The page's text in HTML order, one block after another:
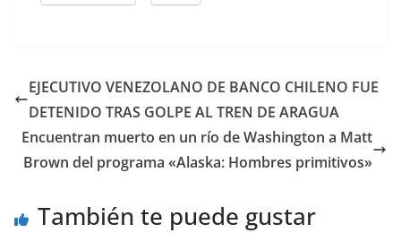
EJECUTIVO VENEZOLANO DE BANCO CHILENO FUE
DETENIDO TRAS GOLPE AL TREN DE ARAGUA
Encuentran muerto en un río de Washington a Matt
Brown del programa «Alaska: Hombres primitivos»
También te puede gustar